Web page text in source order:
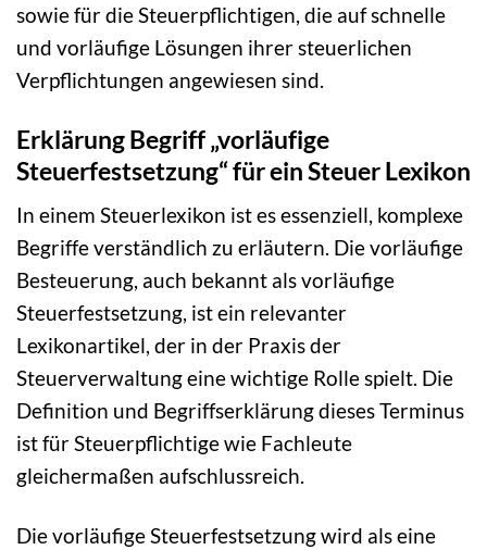
sowie für die Steuerpflichtigen, die auf schnelle
und vorläufige Lösungen ihrer steuerlichen
Verpflichtungen angewiesen sind.
Erklärung Begriff „vorläufige
Steuerfestsetzung“ für ein Steuer Lexikon
In einem Steuerlexikon ist es essenziell, komplexe
Begriffe verständlich zu erläutern. Die vorläufige
Besteuerung, auch bekannt als vorläufige
Steuerfestsetzung, ist ein relevanter
Lexikonartikel, der in der Praxis der
Steuerverwaltung eine wichtige Rolle spielt. Die
Definition und Begriffserklärung dieses Terminus
ist für Steuerpflichtige wie Fachleute
gleichermaßen aufschlussreich.
Die vorläufige Steuerfestsetzung wird als eine